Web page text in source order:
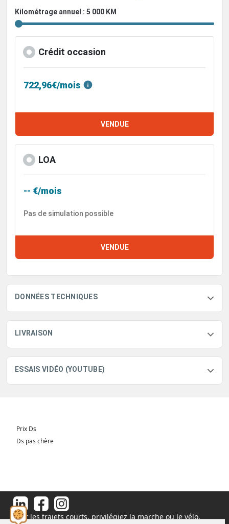
Kilométrage annuel : 5 000 KM
Crédit occasion
722,96€/mois
VENDUE
LOA
-- €/mois
Pas de simulation possible
VENDUE
DONNÉES TECHNIQUES
LIVRAISON
ESSAIS VIDÉO (YOUTUBE)
Prix Ds
Ds pas chère
Pour les trajets courts, privilégiez la marche ou le vélo.